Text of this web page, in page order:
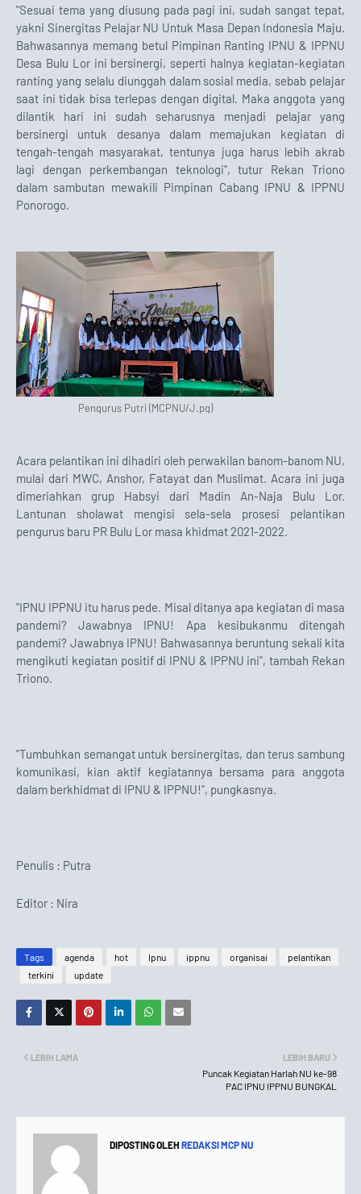
"Sesuai tema yang diusung pada pagi ini, sudah sangat tepat,
yakni Sinergitas Pelajar NU Untuk Masa Depan Indonesia Maju.
Bahwasannya memang betul Pimpinan Ranting IPNU & IPPNU
Desa Bulu Lor ini bersinergi, seperti halnya kegiatan-kegiatan
ranting yang selalu diunggah dalam sosial media, sebab pelajar
saat ini tidak bisa terlepas dengan digital. Maka anggota yang
dilantik hari ini sudah seharusnya menjadi pelajar yang
bersinergi untuk desanya dalam memajukan kegiatan di
tengah-tengah masyarakat, tentunya juga harus lebih akrab
lagi dengan perkembangan teknologi", tutur Rekan Triono
dalam sambutan mewakili Pimpinan Cabang IPNU & IPPNU
Ponorogo.
Pengurus Putri (MCPNU/J.pg)
Acara pelantikan ini dihadiri oleh perwakilan banom-banom NU,
mulai dari MWC, Anshor, Fatayat dan Muslimat. Acara ini juga
dimeriahkan grup Habsyi dari Madin An-Naja Bulu Lor.
Lantunan sholawat mengisi sela-sela prosesi pelantikan
pengurus baru PR Bulu Lor masa khidmat 2021-2022.
"IPNU IPPNU itu harus pede. Misal ditanya apa kegiatan di masa
pandemi? Jawabnya IPNU! Apa kesibukanmu ditengah
pandemi? Jawabnya IPNU! Bahwasannya beruntung sekali kita
mengikuti kegiatan positif di IPNU & IPPNU ini", tambah Rekan
Triono.
"Tumbuhkan semangat untuk bersinergitas, dan terus sambung
komunikasi, kian aktif kegiatannya bersama para anggota
dalam berkhidmat di IPNU & IPPNU!", pungkasnya.
Penulis : Putra
Editor : Nira
Tags agenda hot Ipnu ippnu organisai
pelantikan
terkini
update
LEBIH BARU
Puncak Kegiatan Harlah NU ke-98
PAC IPNU IPPNU BUNGKAL
LEBIH LAMA
DIPOSTING OLEH REDAKSI MCP NU